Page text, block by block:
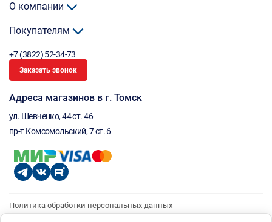
О компании
Покупателям
+7 (3822) 52-34-73
Заказать звонок
Адреса магазинов в г. Томск
ул. Шевченко, 44 ст. 46
пр-т Комсомольский, 7 ст. 6
Политика обработки персональных данных